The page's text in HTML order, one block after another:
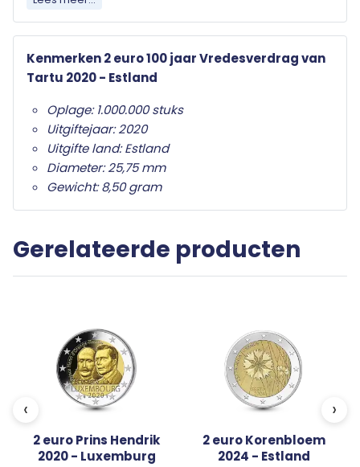
Elk land dat de euro als officiële munteenheid
heeft mag jaarlijks twee herdenkingsmunten
onderscheid van de gewone twee euro munten is
Alleen de twee euro munt mag als
herdenkingsmunt gebruikt worden. Ze zijn in het
hele eurogebied wettig betaalmiddel; ze kunnen
als gewone euromunten worden gebruikt en
moeten worden geaccepteerd.
capsule met een algemeen certificaat van
echtheid.
Kenmerken 2 euro 100 jaar Vredesverdrag van
Tartu 2020 - Estland
Oplage: 1.000.000 stuks
Uitgiftejaar: 2020
Uitgifte land: Estland
Diameter: 25,75 mm
Gewicht: 8,50 gram
Gerelateerde producten
‹
2 euro Prins Hendrik
2020 - Luxemburg
2 euro Korenbloem
2024 - Estland
›